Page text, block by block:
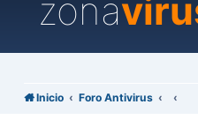
zona
Inicio Foro Antivirus